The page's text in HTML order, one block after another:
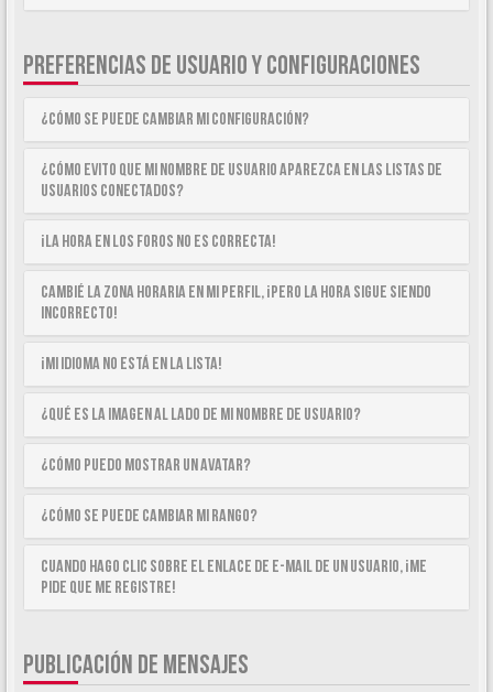
PREFERENCIAS DE USUARIO Y CONFIGURACIONES
¿Cómo se puede cambiar mi configuración?
¿Cómo evito que mi nombre de usuario aparezca en las listas de
usuarios conectados?
¡La hora en los foros no es correcta!
Cambié la zona horaria en mi perfil, ¡pero la hora sigue siendo
incorrecto!
¡Mi idioma no está en la lista!
¿Qué es la imagen al lado de mi nombre de usuario?
¿Cómo puedo mostrar un avatar?
¿Cómo se puede cambiar mi rango?
Cuando hago clic sobre el enlace de e-mail de un usuario, ¡me
pide que me registre!
PUBLICACIÓN DE MENSAJES